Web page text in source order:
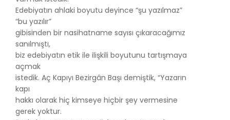
Edebiyatın ahlaki boyutu deyince “şu yazılmaz”
“bu yazılır”
gibisinden bir nasihatname sayısı çıkaracağımız
sanılmıştı,
biz edebiyatın etik ile ilişkili boyutunu tartışmaya
açmak
istedik. Aç Kapıyı Bezirgân Başı demiştik, “Yazarın
kapı
hakkı olarak hiç kimseye hiçbir şey vermesine
gerek yoktur.